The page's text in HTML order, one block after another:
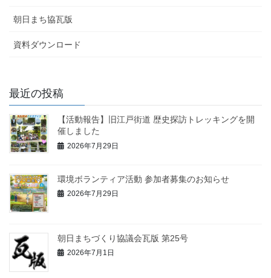
朝日まち協瓦版
資料ダウンロード
最近の投稿
【活動報告】旧江戸街道 歴史探訪トレッキングを開
催しました
2026年7月29日
環境ボランティア活動 参加者募集のお知らせ
2026年7月29日
朝日まちづくり協議会瓦版 第25号
2026年7月1日